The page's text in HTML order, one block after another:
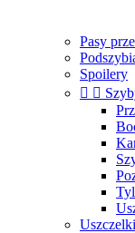
Pasy
Spoilery
 
Uszczelki